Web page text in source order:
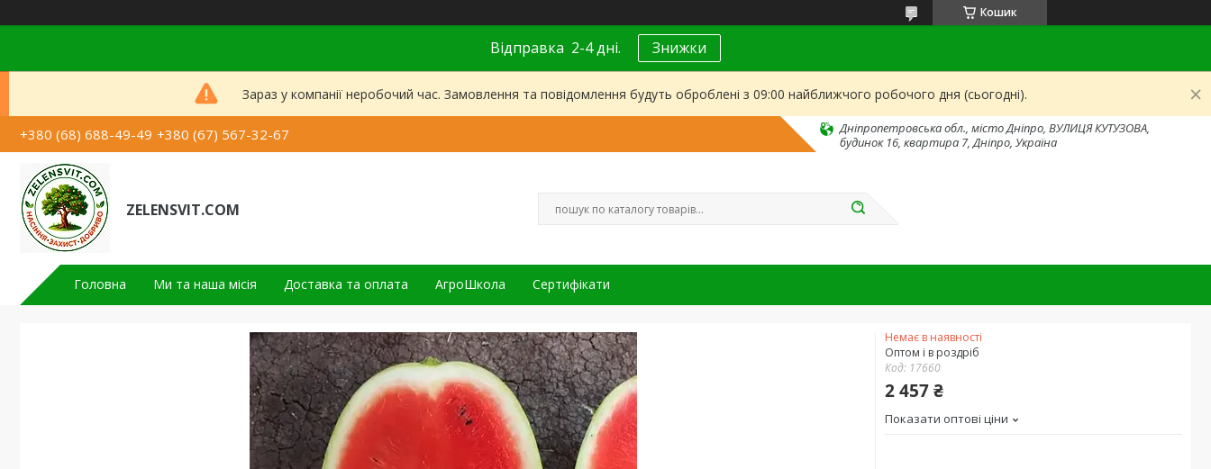
Кошик
Відправка 2-4 дні. Знижки
Зараз у компанії неробочий час. Замовлення та повідомлення будуть оброблені з 09:00 найближчого робочого дня (сьогодні).
+380 (68) 688-49-49 +380 (67) 567-32-67
Дніпропетровська обл., місто Дніпро, ВУЛИЦЯ КУТУЗОВА,
будинок 16, квартира 7, Дніпро, Україна
ZELENSVIT.COM
Головна Ми та наша місія Доставка та оплата АгроШкола Сертифікати
Немає в наявності
Оптом і в роздріб
Код: 17660
2 457 ₴
Показати оптові ціни